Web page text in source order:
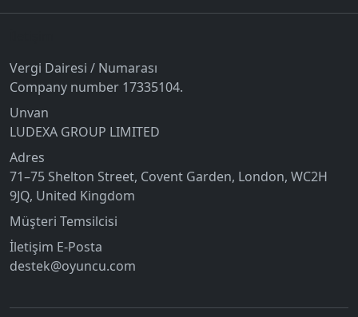
Vergi Dairesi / Numarası
Company number 17335104.
Unvan
LUDEXA GROUP LIMITED
Adres
71–75 Shelton Street, Covent Garden, London, WC2H
9JQ, United Kingdom
Müşteri Temsilcisi
İletişim E-Posta
destek@oyuncu.com